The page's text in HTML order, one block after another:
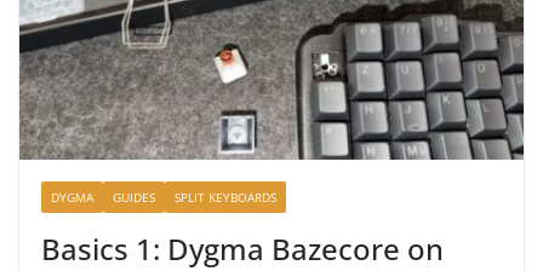
DYGMA GUIDES SPLIT KEYBOARDS
Basics 1: Dygma Bazecore on